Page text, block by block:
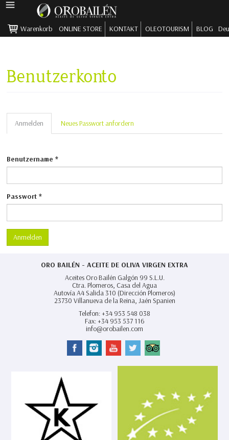
HAUPTMENÜ
Warenkorb ONLINE STORE KONTAKT OLEOTOURISM BLOG
Benutzerkonto
Haupt-Reiter
Anmelden (aktiver
Reiter)
Neues Passwort anfordern
Benutzername *
Passwort *
Anmelden
ORO BAILÉN - ACEITE DE OLIVA VIRGEN EXTRA
Aceites Oro Bailén Galgón 99 S.L.U.
Ctra. Plomeros, Casa del Agua
Autovía A4 Salida 310 (Dirección Plomeros)
23730 Villanueva de la Reina, Jaén Spanien
Telefon:+34 953 548 038
Fax:+34 953 537 116
info@orobailen.com